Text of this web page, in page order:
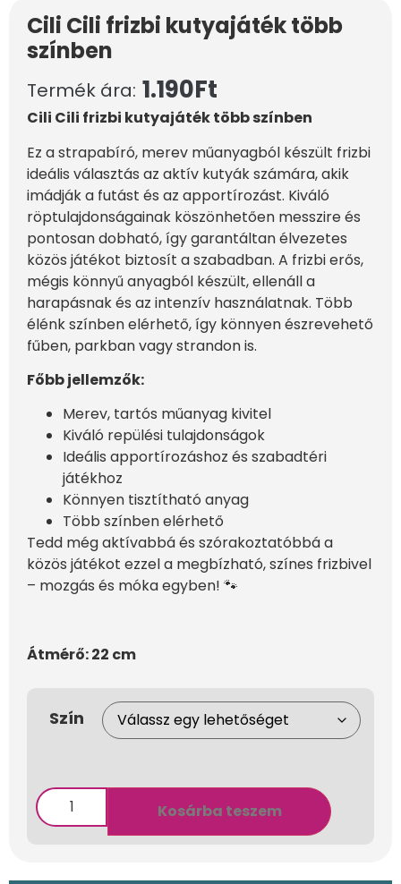
Cili Cili frizbi kutyajáték több
színben
Termék ára: 1.190Ft
Cili Cili frizbi kutyajáték több színben
Ez a strapabíró, merev műanyagból készült frizbi
ideális választás az aktív kutyák számára, akik
imádják a futást és az apportírozást. Kiváló
röptulajdonságainak köszönhetően messzire és
pontosan dobható, így garantáltan élvezetes
közös játékot biztosít a szabadban. A frizbi erős,
mégis könnyű anyagból készült, ellenáll a
harapásnak és az intenzív használatnak. Több
élénk színben elérhető, így könnyen észrevehető
fűben, parkban vagy strandon is.
Főbb jellemzők:
Merev, tartós műanyag kivitel
Kiváló repülési tulajdonságok
Ideális apportírozáshoz és szabadtéri
játékhoz
Könnyen tisztítható anyag
Több színben elérhető
Tedd még aktívabbá és szórakoztatóbbá a
közös játékot ezzel a megbízható, színes frizbivel
– mozgás és móka egyben! 🐾
Átmérő: 22 cm
Szín
Kosárba teszem